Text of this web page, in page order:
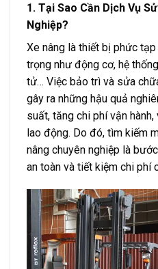
1. Tại Sao Cần Dịch Vụ
Nghiệp?
Xe nâng là thiết bị phức
trọng như động cơ, hệ
tử… Việc bảo trì và sửa
gây ra những hậu quả
suất, tăng chi phí vận
lao động. Do đó, tìm kiếm
nâng chuyên nghiệp là
an toàn và tiết kiệm chi phí